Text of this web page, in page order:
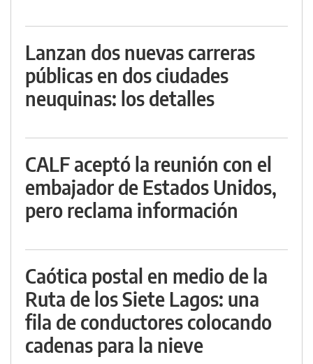
Lanzan dos nuevas carreras
públicas en dos ciudades
neuquinas: los detalles
CALF aceptó la reunión con el
embajador de Estados Unidos,
pero reclama información
Caótica postal en medio de la
Ruta de los Siete Lagos: una
fila de conductores colocando
cadenas para la nieve